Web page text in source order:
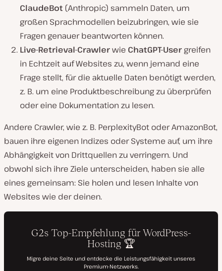
ClaudeBot (Anthropic) sammeln Daten, um
großen Sprachmodellen beizubringen, wie sie
Fragen genauer beantworten können.
Live-Retrieval-Crawlerwie ChatGPT-User greifen
in Echtzeit auf Websites zu, wenn jemand eine
Frage stellt, für die aktuelle Daten benötigt werden,
z. B. um eine Produktbeschreibung zu überprüfen
oder eine Dokumentation zu lesen.
Andere Crawler, wie z. B. PerplexityBot oder AmazonBot,
bauen ihre eigenen Indizes oder Systeme auf, um ihre
Abhängigkeit von Drittquellen zu verringern. Und
obwohl sich ihre Ziele unterscheiden, haben sie alle
eines gemeinsam: Sie holen und lesen Inhalte von
Websites wie der deinen.